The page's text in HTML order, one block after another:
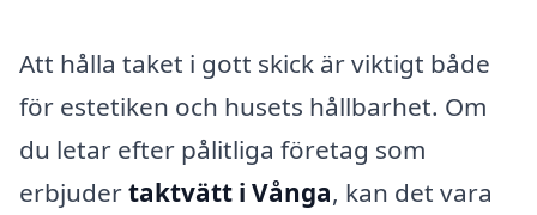
Att hålla taket i gott skick är viktigt både
för estetiken och husets hållbarhet. Om
du letar efter pålitliga företag som
erbjudertaktvätt i Vånga, kan det vara